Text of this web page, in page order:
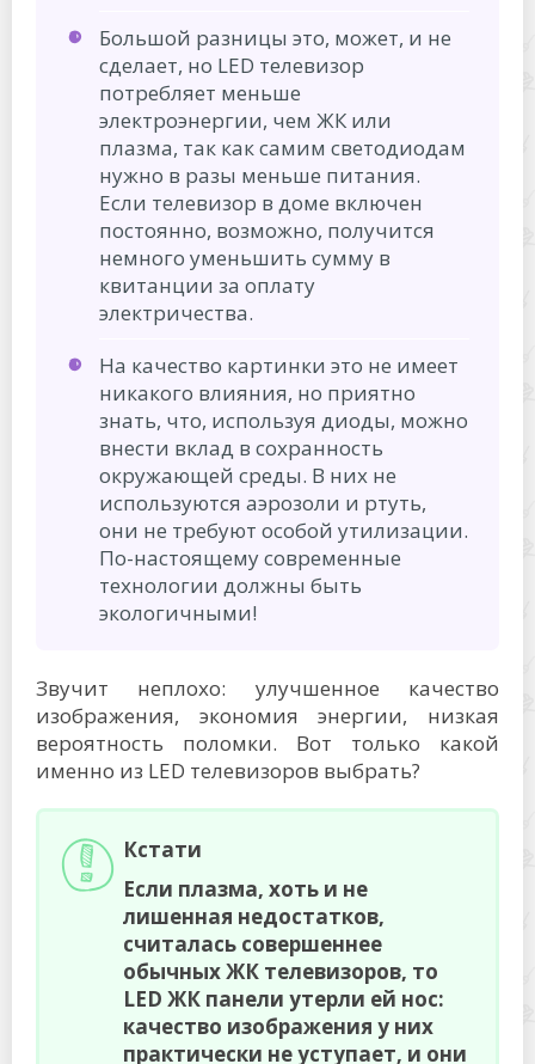
Большой разницы это, может, и не
сделает, но LED телевизор
потребляет меньше
электроэнергии, чем ЖК или
плазма, так как самим светодиодам
нужно в разы меньше питания.
Если телевизор в доме включен
постоянно, возможно, получится
немного уменьшить сумму в
квитанции за оплату
электричества.
На качество картинки это не имеет
никакого влияния, но приятно
знать, что, используя диоды, можно
внести вклад в сохранность
окружающей среды. В них не
используются аэрозоли и ртуть,
они не требуют особой утилизации.
По-настоящему современные
технологии должны быть
экологичными!
Звучит неплохо: улучшенное качество
изображения, экономия энергии, низкая
вероятность поломки. Вот только какой
именно из LED телевизоров выбрать?
Кстати
Если плазма, хоть и не
лишенная недостатков,
считалась совершеннее
обычных ЖК телевизоров, то
LED ЖК панели утерли ей нос:
качество изображения у них
практически не уступает, и они